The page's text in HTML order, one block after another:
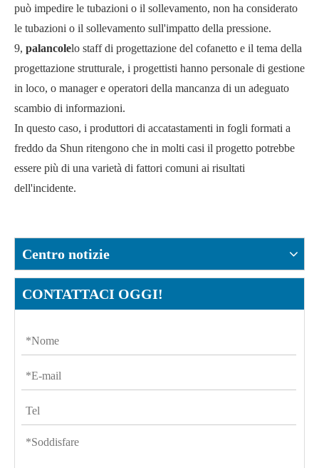
può impedire le tubazioni o il sollevamento, non ha considerato
le tubazioni o il sollevamento sull'impatto della pressione.
9, palancolelo staff di progettazione del cofanetto e il tema della
progettazione strutturale, i progettisti hanno personale di gestione
in loco, o manager e operatori della mancanza di un adeguato
scambio di informazioni.
In questo caso, i produttori di accatastamenti in fogli formati a
freddo da Shun ritengono che in molti casi il progetto potrebbe
essere più di una varietà di fattori comuni ai risultati
dell'incidente.
Centro notizie
CONTATTACI OGGI!